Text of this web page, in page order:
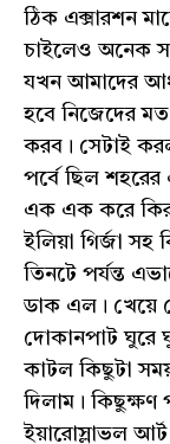
ঠিক এক্সারশন
চাইলেও অনেক
যখন আমাদের
হবে নিজেদের
করব। সেটাই
পর্বে ছিল শহরের
এক এক করে কিরভ
ইলিয়া গির্জা সহ
তিনটে পর্যন্ত
ডাক এল। খেয়ে
দোকানপাট ঘুরে
কাটল কিছুটা
দিলাম।
ইয়ারোস্লাভল আর্ট